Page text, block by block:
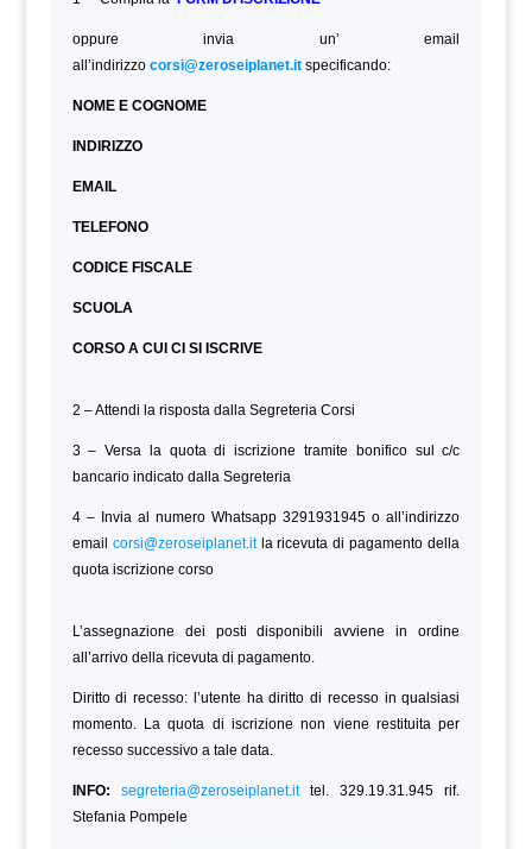
oppure invia un’ email
all’indirizzo corsi@zeroseiplanet.itspecificando:
NOME E COGNOME
INDIRIZZO
EMAIL
TELEFONO
CODICE FISCALE
SCUOLA
CORSO A CUI CI SI ISCRIVE
2 – Attendi la risposta dalla Segreteria Corsi
3 – Versa la quota di iscrizione tramite bonifico sul c/c
bancario indicato dalla Segreteria
4 – Invia al numero Whatsapp 3291931945 o all’indirizzo
email corsi@zeroseiplanet.itla ricevuta di pagamento della
quota iscrizione corso
L’assegnazione dei posti disponibili avviene in ordine
all’arrivo della ricevuta di pagamento.
Diritto di recesso: l’utente ha diritto di recesso in qualsiasi
momento. La quota di iscrizione non viene restituita per
recesso successivo a tale data.
INFO: segreteria@zeroseiplanet.ittel. 329.19.31.945 rif.
Stefania Pompele